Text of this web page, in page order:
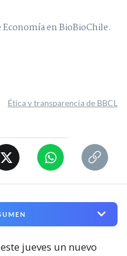
en BioBioChile.
Ética y transparencia de BBCL
jueves un nuevo